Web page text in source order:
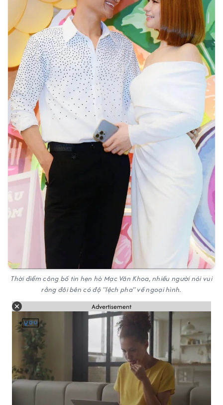
Thời điểm công bố tin hẹn hò Mạc Văn Khoa, nhiều người nói vui
rằng đôi bên có độ "lệch pha" về ngoại hình.
Advertisement